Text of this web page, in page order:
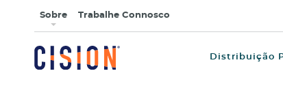
Sobre Trabalhe Connosco
Distribuição